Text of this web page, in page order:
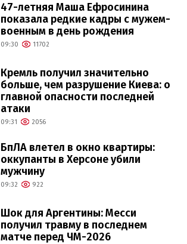
47-летняя Маша Ефросинина
показала редкие кадры с мужем-
военным в день рождения
09:30 11702
Кремль получил значительно
больше, чем разрушение Киева: о
главной опасности последней
атаки
09:31 2056
БпЛА влетел в окно квартиры:
оккупанты в Херсоне убили
мужчину
09:32 922
Шок для Аргентины: Месси
получил травму в последнем
матче перед ЧМ-2026